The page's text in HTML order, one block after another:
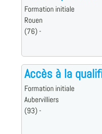
Formation initiale
Rouen
(76) -
Accès à la
Formation initiale
Aubervilliers
(93) -